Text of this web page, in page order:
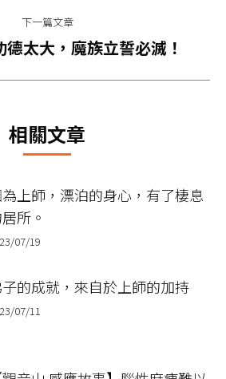
文
章：
下一篇文章
下
章：
德太大，魔族立誓必滅！
相關文章
上師，漂泊的身心，有了棲息
所。
07/19
子的成就，來自於上師的加持
07/11